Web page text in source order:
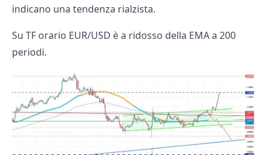
indicano una tendenza rialzista.
Su TF orario EUR/USD è a ridosso della EMA a 200
periodi.